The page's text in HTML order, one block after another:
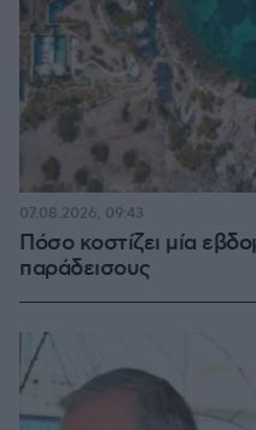
Πόσο κοστίζει μία
παράδεισους
07.08.2026, 09:43